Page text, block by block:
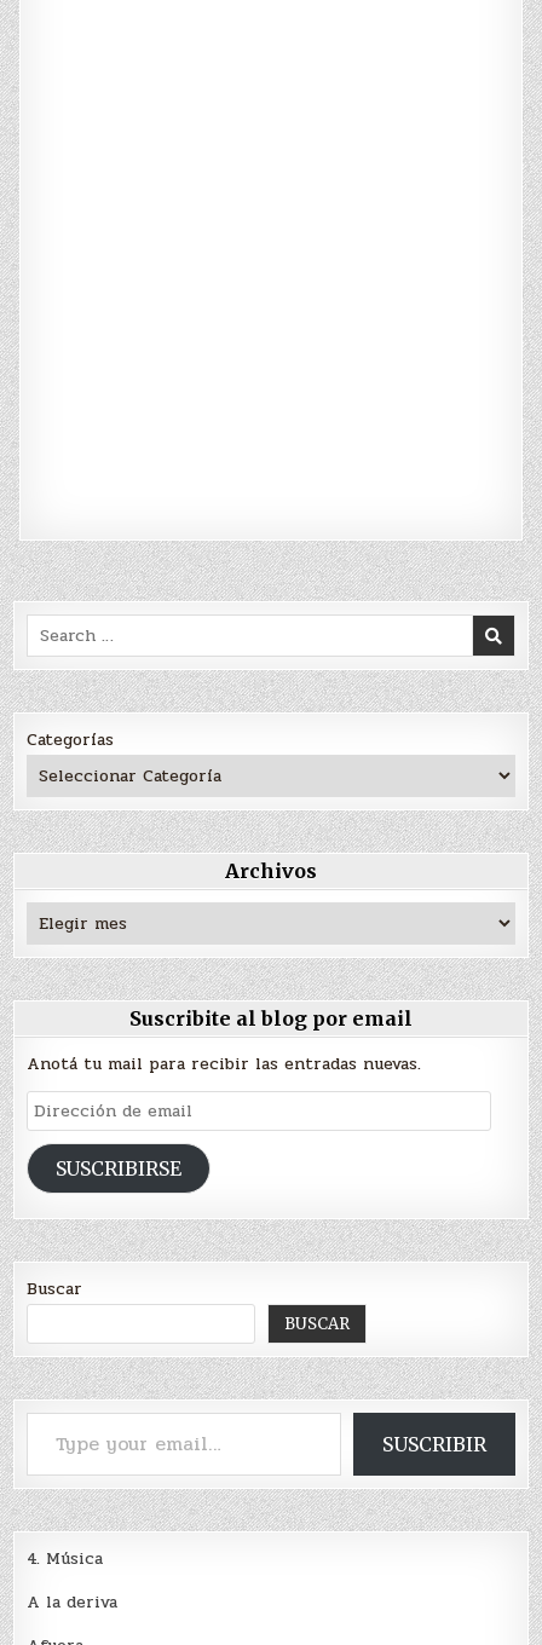
Search
for:
Categorías
Archivos
Archivos
Suscribite al blog por email
Anotá tu mail para recibir las entradas nuevas.
Dirección
de
emailSUSCRIBIRSE
Buscar
BUSCAR
Type your email…
SUSCRIBIR
4. Música
A la deriva